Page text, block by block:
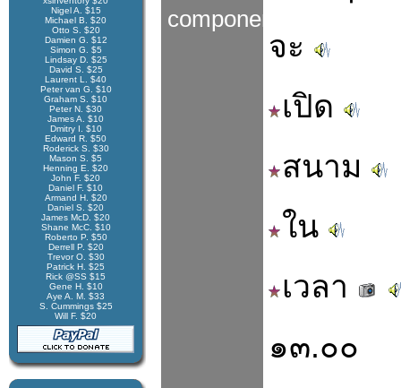
Nigel A. $15
Michael B. $20
Otto S. $20
Damien G. $12
Simon G. $5
Lindsay D. $25
David S. $25
Laurent L. $40
Peter van G. $10
Graham S. $10
Peter N. $30
James A. $10
Dmitry I. $10
Edward R. $50
Roderick S. $30
Mason S. $5
Henning E. $20
John F. $20
Daniel F. $10
Armand H. $20
Daniel S. $20
James McD. $20
Shane McC. $10
Roberto P. $50
Derrell P. $20
Trevor O. $30
Patrick H. $25
Rick @SS $15
Gene H. $10
Aye A. M. $33
S. Cummings $25
Will F. $20
components
จะ
เปิด
สนาม
ใน
เวลา
๑๓.๐๐